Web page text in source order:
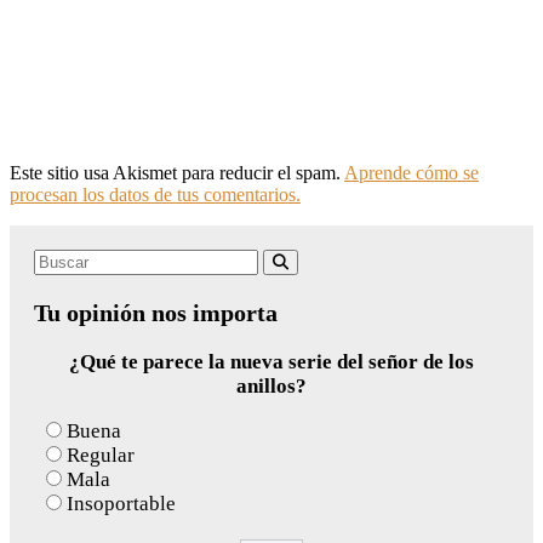
Este sitio usa Akismet para reducir el spam. Aprende cómo se
procesan los datos de tus comentarios.
Search
Tu opinión nos importa
¿Qué te parece la nueva serie del señor de los
anillos?
Buena
Regular
Mala
Insoportable